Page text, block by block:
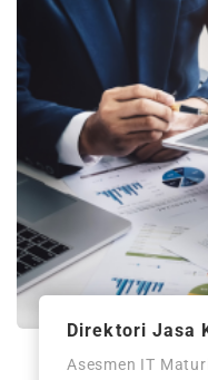
Direktori Jasa
Asesmen IT